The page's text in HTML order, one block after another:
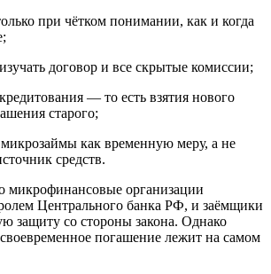
при чётком понимании, как и когда
договор и все скрытые комиссии;
— то есть взятия нового
старого;
микрозаймы как временную меру, а не
средств.
микрофинансовые организации
Центрального банка РФ, и заёмщики
защиту со стороны закона. Однако
своевременное погашение лежит на самом